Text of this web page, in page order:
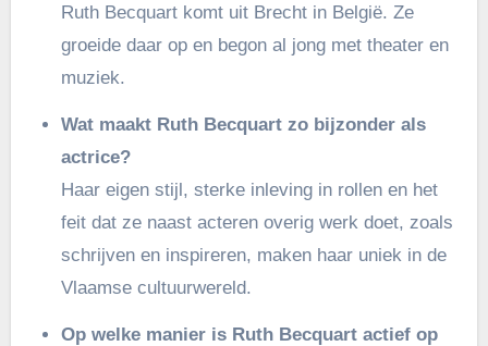
Ruth Becquart komt uit Brecht in België. Ze
groeide daar op en begon al jong met theater en
muziek.
Wat maakt Ruth Becquart zo bijzonder als
actrice?
Haar eigen stijl, sterke inleving in rollen en het
feit dat ze naast acteren overig werk doet, zoals
schrijven en inspireren, maken haar uniek in de
Vlaamse cultuurwereld.
Op welke manier is Ruth Becquart actief op